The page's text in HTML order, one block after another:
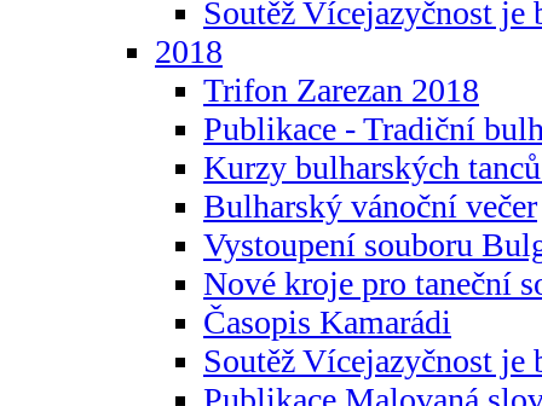
Soutěž Vícejazyčnost je
2018
Trifon Zarezan 2018
Publikace - Tradiční
Kurzy bulharských
Bulharský vánoční večer
Vystoupení souboru
Nové kroje pro taneční
Časopis Kamarádi
Soutěž Vícejazyčnost je